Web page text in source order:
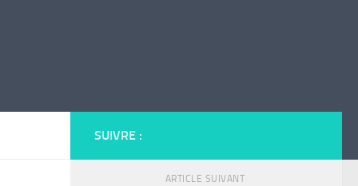
SUIVRE :
ARTICLE SUIVANT